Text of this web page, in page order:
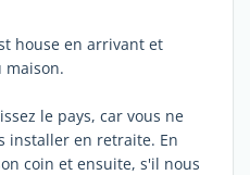
house en arrivant et
maison.
le pays, car vous ne
installer en retraite. En
coin et ensuite, s'il nous